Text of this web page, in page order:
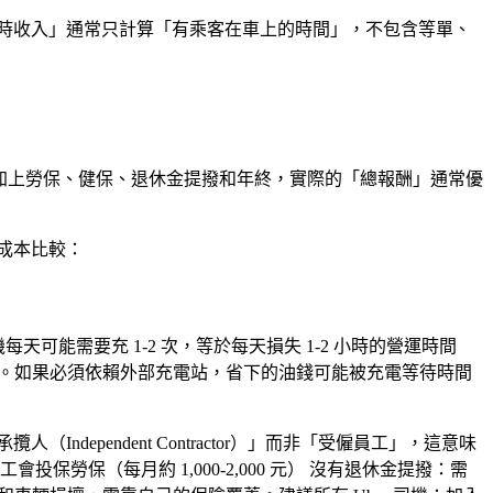
入」通常只計算「有乘客在車上的時間」，不包含等單、
上勞保、健保、退休金提撥和年終，實際的「總報酬」通常優
本比較：
天可能需要充 1-2 次，等於每天損失 1-2 小時的營運時間
如果必須依賴外部充電站，省下的油錢可能被充電等待時間
人（Independent Contractor）」而非「受僱員工」，這意味
會投保勞保（每月約 1,000-2,000 元） 沒有退休金提撥 ：需